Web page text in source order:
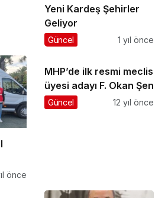
Yeni Kardeş Şehirler
Geliyor
Güncel 1 yıl önce
önce
MHP’de ilk resmi meclis
üyesi adayı F. Okan Şen
Güncel 12 yıl önce